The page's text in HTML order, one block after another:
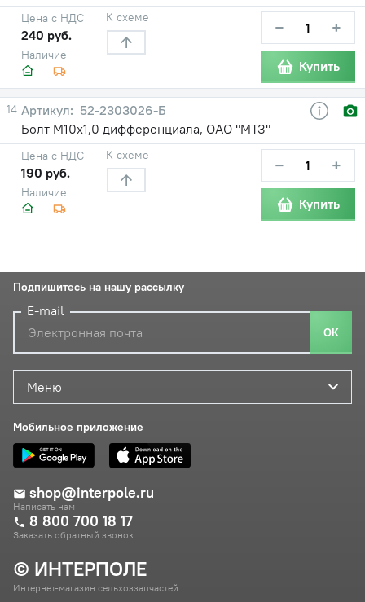
Наличие
Цена с НДС
240 руб.
К схеме − +
Купить
14
52-2303026-Б
Болт М10х1,0 дифференциала, ОАО "МТЗ"
Наличие
Цена с НДС
190 руб.
К схеме − +
Купить
© ИНТЕРПОЛЕ
Интернет-магазин сельхоззапчастей
Меню
Мобильное приложение
shop@interpole.ru
Написать нам
8 800 700 18 17
Заказать обратный звонок
Подпишитесь на нашу рассылку
E-mail
ОК